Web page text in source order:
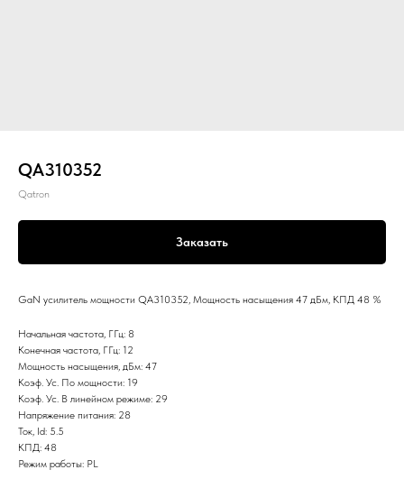
QA310352
Qatron
Заказать
GaN усилитель мощности QA310352, Мощность насыщения 47 дБм, КПД 48 %
Начальная частота, ГГц: 8
Конечная частота, ГГц: 12
Мощность насыщения, дБм: 47
Коэф. Ус. По мощности: 19
Коэф. Ус. В линейном режиме: 29
Напряжение питания: 28
Ток, Id: 5.5
КПД: 48
Режим работы: PL